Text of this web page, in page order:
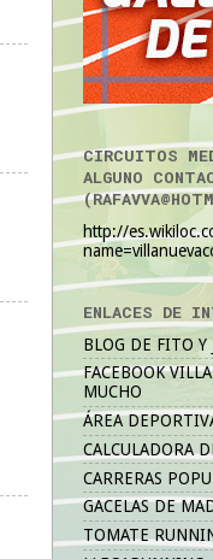
CIRCUITOS
ALGUNO
http://
ENLACES DE
BLOG DE FITO Y
FACEBOOK
MUCHO
ÁREA
CALCULADORA
CARRERAS
GACELAS DE
TOMATE